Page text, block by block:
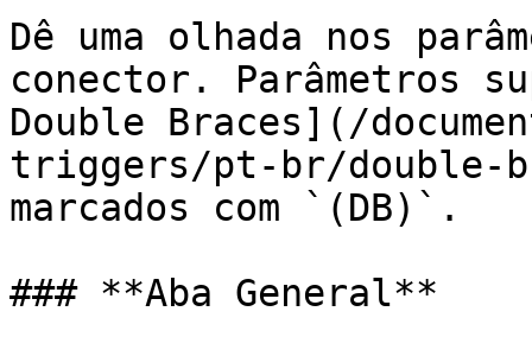
Dê uma olhada nos
conector. Parâmetros
Double Braces](/
triggers/pt-br/double-
marcados com `(DB)`.
### **Aba General**